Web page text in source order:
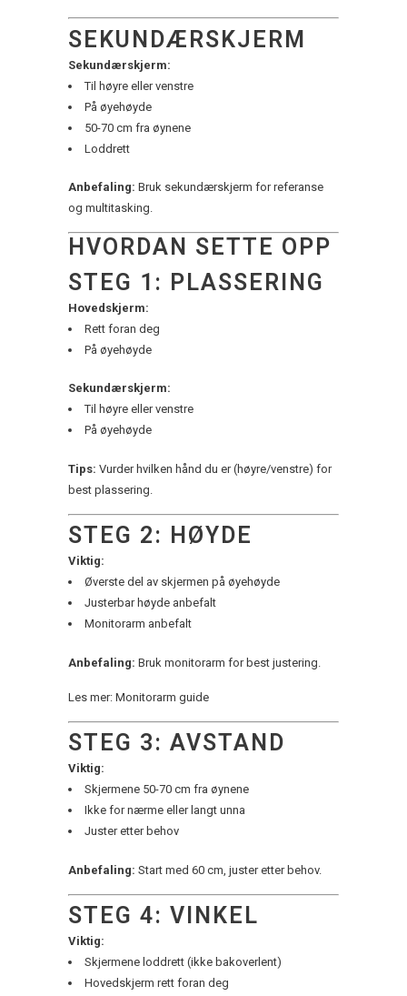
SEKUNDÆRSKJERM
Sekundærskjerm:
Til høyre eller venstre
På øyehøyde
50-70 cm fra øynene
Loddrett
Anbefaling: Bruk sekundærskjerm for referanse
og multitasking.
HVORDAN SETTE OPP
STEG 1: PLASSERING
Hovedskjerm:
Rett foran deg
På øyehøyde
Sekundærskjerm:
Til høyre eller venstre
På øyehøyde
Tips: Vurder hvilken hånd du er (høyre/venstre) for
best plassering.
STEG 2: HØYDE
Viktig:
Øverste del av skjermen på øyehøyde
Justerbar høyde anbefalt
Monitorarm anbefalt
Anbefaling: Bruk monitorarm for best justering.
Les mer: Monitorarm guide
STEG 3: AVSTAND
Viktig:
Skjermene 50-70 cm fra øynene
Ikke for nærme eller langt unna
Juster etter behov
Anbefaling: Start med 60 cm, juster etter behov.
STEG 4: VINKEL
Viktig:
Skjermene loddrett (ikke bakoverlent)
Hovedskjerm rett foran deg